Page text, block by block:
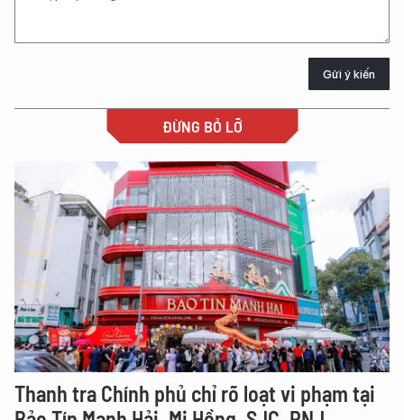
Gửi ý kiến
ĐỪNG BỎ LỠ
Thanh tra Chính phủ chỉ rõ loạt vi phạm tại